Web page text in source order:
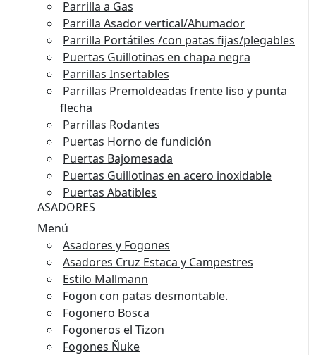
Parrilla a Gas
Parrilla Asador vertical/Ahumador
Parrilla Portátiles /con patas fijas/plegables
Puertas Guillotinas en chapa negra
Parrillas Insertables
Parrillas Premoldeadas frente liso y punta
flecha
Parrillas Rodantes
Puertas Horno de fundición
Puertas Bajomesada
Puertas Guillotinas en acero inoxidable
Puertas Abatibles
ASADORES
Menú
Asadores y Fogones
Asadores Cruz Estaca y Campestres
Estilo Mallmann
Fogon con patas desmontable.
Fogonero Bosca
Fogoneros el Tizon
Fogones Ñuke